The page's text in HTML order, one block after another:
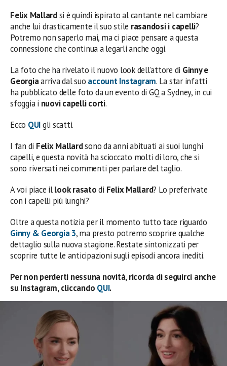
Felix Mallardsi è quindi ispirato al cantante nel cambiare
anche lui drasticamente il suo stile rasandosi i capelli?
Potremo non saperlo mai, ma ci piace pensare a questa
connessione che continua a legarli anche oggi.
La foto che ha rivelato il nuovo look dell’attore di Ginny e
Georgiaarriva dal suo account Instagram. La star infatti
ha pubblicato delle foto da un evento di GQ a Sydney, in cui
sfoggia i nuovi capelli corti.
Ecco QUIgli scatti.
I fan di Felix Mallardsono da anni abituati ai suoi lunghi
capelli, e questa novità ha scioccato molti di loro, che si
sono riversati nei commenti per parlare del taglio.
A voi piace illook rasatodi Felix Mallard? Lo preferivate
con i capelli più lunghi?
Oltre a questa notizia per il momento tutto tace riguardo
Ginny & Georgia 3, ma presto potremo scoprire qualche
dettaglio sulla nuova stagione. Restate sintonizzati per
scoprire tutte le anticipazioni sugli episodi ancora inediti.
Per non perderti nessuna novità, ricorda di seguirci anche
su Instagram, cliccando QUI.